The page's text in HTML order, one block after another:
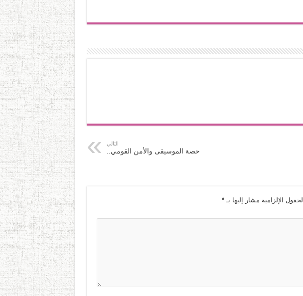
التالي
حصة الموسيقى والأمن القومي..
الحقول الإلزامية مشار إليها بـ*